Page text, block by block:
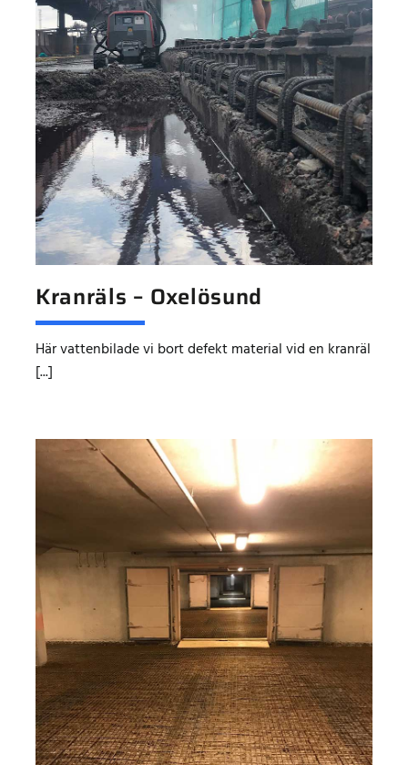
Kranräls – Oxelösund
Här vattenbilade vi bort defekt material vid en kranräl
[...]